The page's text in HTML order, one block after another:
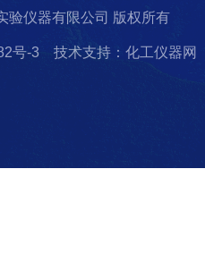
验仪器有限公司 版权所有
号-3
技术支持：化工仪器网